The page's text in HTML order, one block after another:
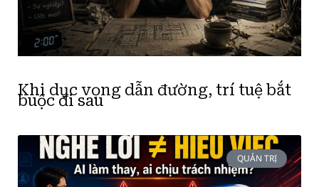
Khi dục vọng dẫn đường, trí tuệ bắt
buộc đi sau
QUẢN TRỊ